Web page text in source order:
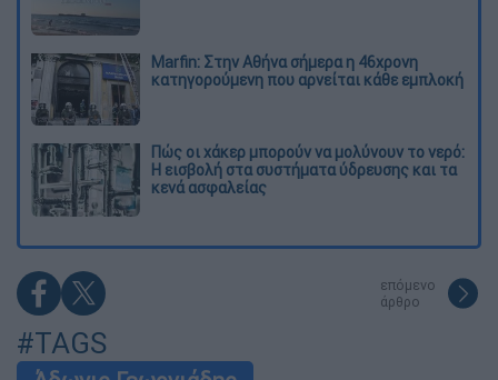
Marfin: Στην Αθήνα σήμερα η 46χρονη
κατηγορούμενη που αρνείται κάθε εμπλοκή
Πώς οι χάκερ μπορούν να μολύνουν το νερό:
Η εισβολή στα συστήματα ύδρευσης και τα
κενά ασφαλείας
επόμενο
άρθρο
#TAGS